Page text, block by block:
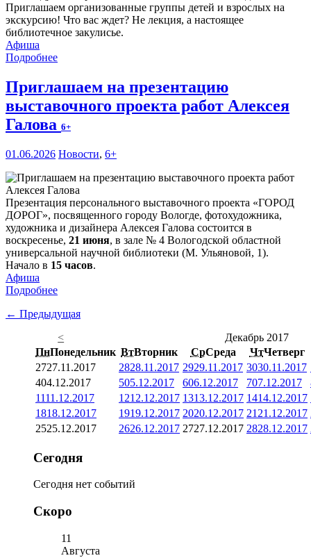
Приглашаем организованные группы детей и взрослых на
экскурсию! Что вас ждет? Не лекция, а настоящее
библиотечное закулисье.
Афиша
Подробнее
Приглашаем на презентацию
выставочного проекта работ Алексея
Галова 6+
01.06.2026 Новости, 6+
Презентация персонального выставочного проекта «ГОРОД
ДОРОГ», посвященного городу Вологде, фотохудожника,
художника и дизайнера Алексея Галова состоится в
воскресенье, 21 июня, в зале № 4 Вологодской областной
универсальной научной библиотеки (М. Ульяновой, 1).
Начало в 15 часов.
Афиша
Подробнее
← Предыдущая
<
Декабрь 2017
ПнПонедельник ВтВторник СрСреда ЧтЧетверг
2727.11.2017 2828.11.2017 2929.11.2017 3030.11.2017
404.12.2017 505.12.2017 606.12.2017 707.12.2017
1111.12.2017 1212.12.2017 1313.12.2017 1414.12.2017
1818.12.2017 1919.12.2017 2020.12.2017 21 21.12.2017
2525.12.2017 2626.12.2017 2727.12.2017 2828.12.2017
Сегодня
Сегодня нет событий
Скоро
11
Августа